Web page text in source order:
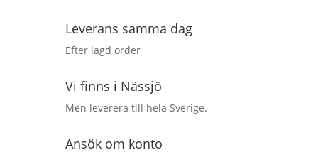
Leverans samma dag
Efter lagd order
Vi finns i Nässjö
Men leverera till hela Sverige.
Ansök om konto